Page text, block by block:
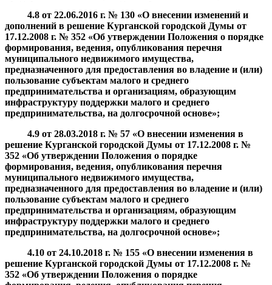
4.8от22.06.2016 г. № 130 «О внесении изменений и
дополнений в решение Курганской городской Думы от
17.12.2008 г. № 352 «Об утверждении Положения о порядке
формирования, ведения, опубликования перечня
муниципального недвижимого имущества,
предназначенного для предоставления во владение и (или)
пользование субъектам малого и среднего
предпринимательства и организациям, образующим
инфраструктуру поддержки малого и среднего
предпринимательства, на долгосрочной основе»;
4.9от28.03.2018 г. №57 «О внесении изменения в
решение Курганской городской Думы от 17.12.2008 г. №
352 «Об утверждении Положения о порядке
формирования, ведения, опубликования перечня
муниципального недвижимого имущества,
предназначенного для предоставления во владение и (или)
пользование субъектам малого и среднего
предпринимательства и организациям, образующим
инфраструктуру поддержки малого и среднего
предпринимательства, на долгосрочной основе»;
4.10от24.10.2018 г. № 155 «О внесении изменения в
решение Курганской городской Думы от 17.12.2008 г. №
352 «Об утверждении Положения о порядке